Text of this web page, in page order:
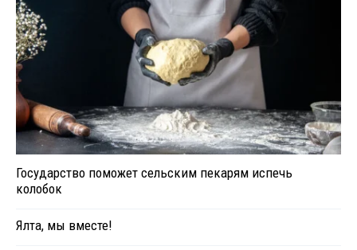
Государство поможет сельским пекарям испечь
колобок
Ялта, мы вместе!